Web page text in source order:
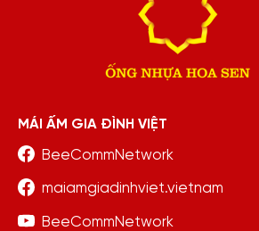
MÁI ẤM GIA ĐÌNH VIỆT
BeeCommNetwork
maiamgiadinhviet.vietnam
BeeCommNetwork